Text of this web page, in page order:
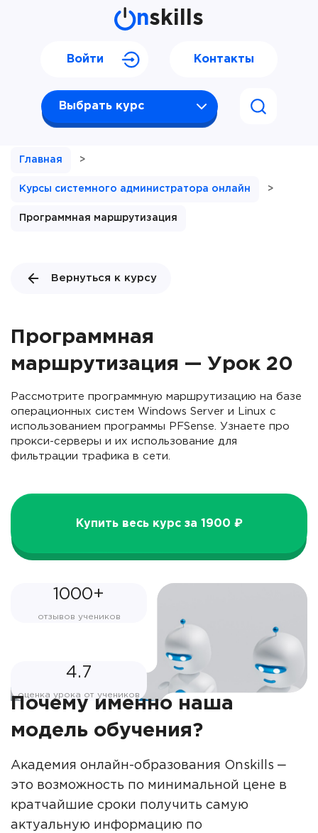
nskills
Выбрать курс
Войти Контакты
Главная >
Курсы системного администратора онлайн >
Программная маршрутизация
Вернуться к курсу
Программная
маршрутизация — Урок 20
Рассмотрите программную маршрутизацию на базе
операционных систем Windows Server и Linux с
использованием программы PFSense. Узнаете про
прокси-серверы и их использование для
фильтрации трафика в сети.
Купить весь курс за 1900 ₽
1000+
отзывов учеников
4.7
оценка урока от учеников
Почему именно наша
модель обучения?
Академия онлайн-образования Onskills ‒
это возможность по минимальной цене в
кратчайшие сроки получить самую
актуальную информацию по